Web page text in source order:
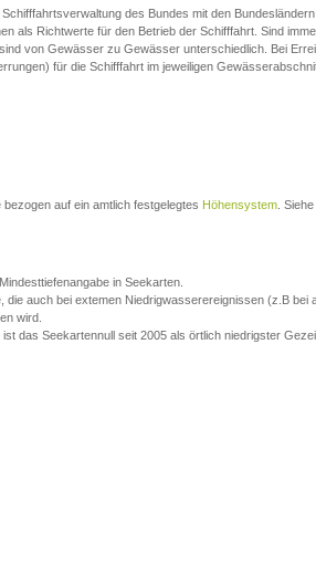
des Bundes mit den
als Richtwerte für den Betrieb der Schifffahrt. Sind
von Gewässer zu Gewässer unterschiedlich. Bei
für die Schifffahrt im jeweiligen
auf ein amtlich festgelegtes Höhensystem .
in Seekarten.
die auch bei extemen Niedrigwasserereignissen (z.B bei
wird.
das Seekartennull seit 2005 als örtlich niedrigster